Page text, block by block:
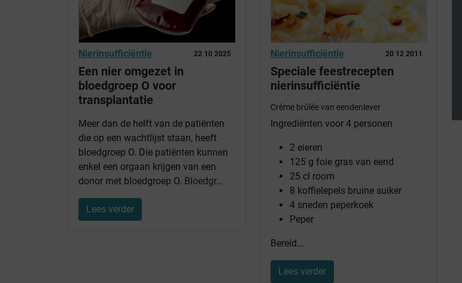
22 10 2025
Nierinsufficiëntie
Een nier omgezet in
bloedgroep O voor
transplantatie
Meer dan de helft van de patiënten
die op een wachtlijst staan, heeft
bloedgroep O. Die patiënten kunnen
enkel een orgaan krijgen van een
donor met bloedgroep O. Bloedgr...
Lees verder
20 12 2011
Nierinsufficiëntie
Speciale feestrecepten
nierinsufficiëntie
Crème brûlée van eendenlever
Ingrediënten voor 4 personen
2 eieren
125 g foie gras van eend
25 cl room
8 koffielepels bruine suiker
4 sneden peperkoek
Peper
Bereid...
Lees verder